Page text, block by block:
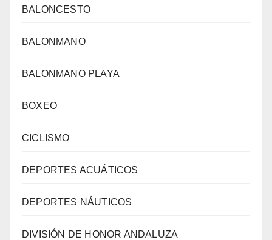
BALONCESTO
BALONMANO
BALONMANO PLAYA
BOXEO
CICLISMO
DEPORTES ACUÁTICOS
DEPORTES NÁUTICOS
DIVISIÓN DE HONOR ANDALUZA